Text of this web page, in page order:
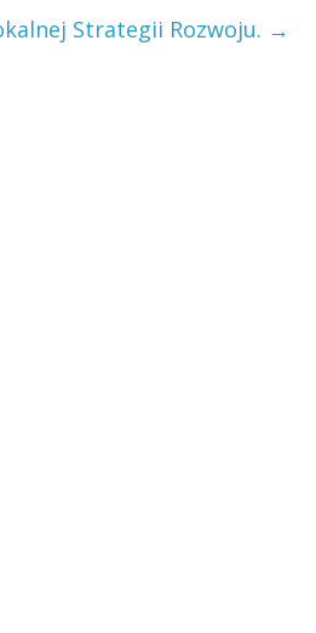
Strategii Rozwoju. →